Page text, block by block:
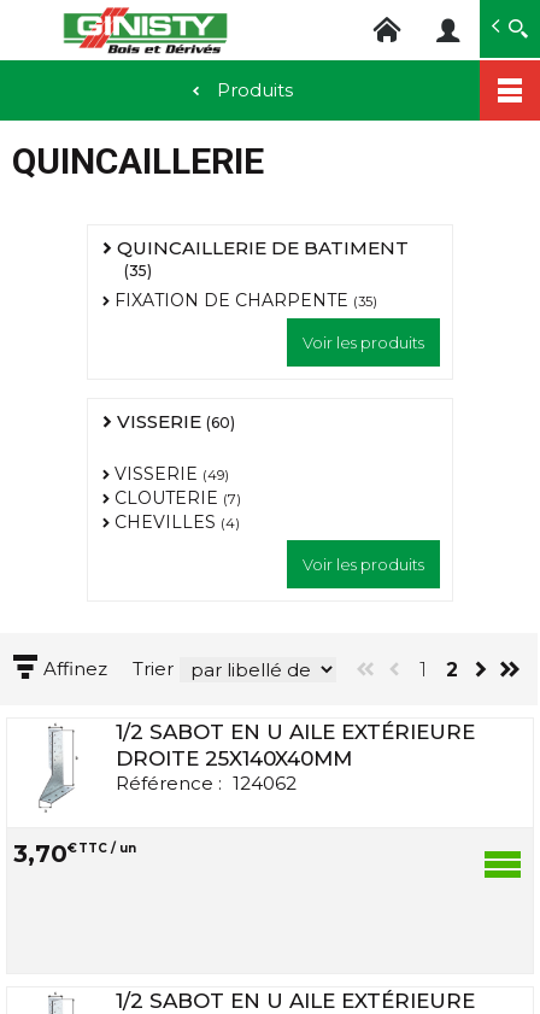
au
contenu
principal
Produits
QUINCAILLERIE
QUINCAILLERIE DE BATIMENT
(35)
FIXATION DE CHARPENTE (35)
Voir les produits
VISSERIE (60)
VISSERIE (49)
CLOUTERIE (7)
CHEVILLES (4)
Voir les produits
Affinez Trier 1 2
1/2 SABOT EN U AILE EXTÉRIEURE
DROITE 25X140X40MM
Référence : 124062
3,70€TTC / un
1/2 SABOT EN U AILE EXTÉRIEURE